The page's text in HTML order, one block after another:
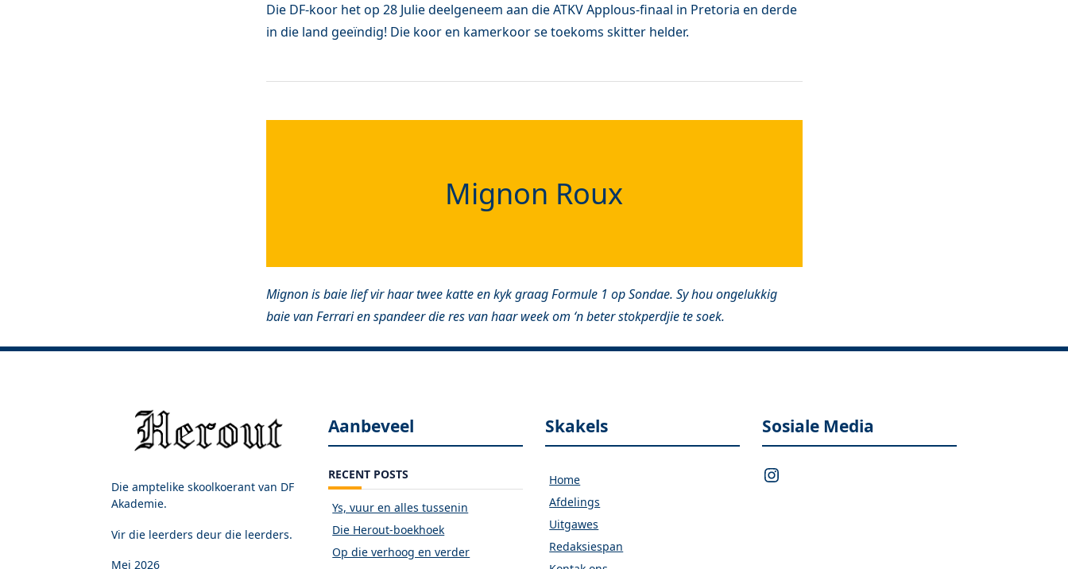
Die DF-koor het op 28 Julie deelgeneem aan die ATKV Applous-finaal in Pretoria en derde
in die land geeïndig! Die koor en kamerkoor se toekoms skitter helder.
Mignon Roux
Mignon is baie lief vir haar twee katte en kyk graag Formule 1 op Sondae. Sy hou ongelukkig
baie van Ferrari en spandeer die res van haar week om ‘n beter stokperdjie te soek.
Die amptelike skoolkoerant van DF
Akademie.
Vir die leerders deur die leerders.
Mei 2026
Aanbeveel
RECENT POSTS
Ys, vuur en alles tussenin
Die Herout-boekhoek
Op die verhoog en verder
Skakels
Home
Afdelings
Uitgawes
Redaksiespan
Sosiale Media
Instagram